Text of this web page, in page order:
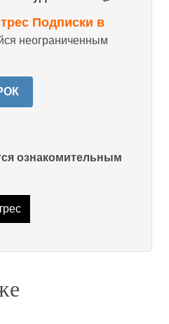
Подписки в
неограниченным
ознакомительным